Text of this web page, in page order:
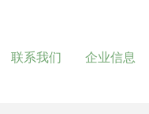
联系我们 企业信息